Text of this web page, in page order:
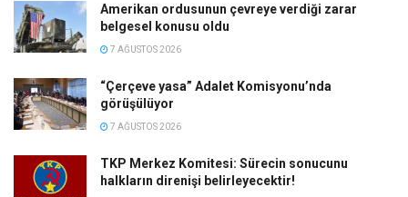
Amerikan ordusunun çevreye verdiği zarar
belgesel konusu oldu
7 AĞUSTOS 2026
“Çerçeve yasa” Adalet Komisyonu’nda
görüşülüyor
7 AĞUSTOS 2026
TKP Merkez Komitesi: Sürecin sonucunu
halkların direnişi belirleyecektir!